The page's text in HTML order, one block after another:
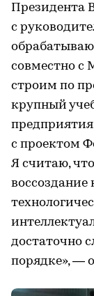
Президента
с
совместно с
строим по
крупный
с проектом
Я считаю,
воссоздание
достаточно
порядке», —